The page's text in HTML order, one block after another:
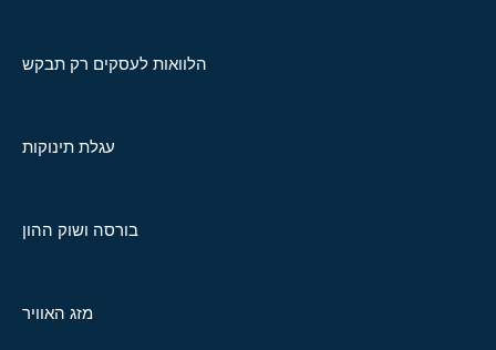
הלוואות לעסקים רק תבקש
עגלת תינוקות
בורסה ושוק ההון
מזג האוויר